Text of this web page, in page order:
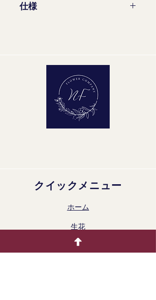
仕様
クイックメニュー
ホーム
生花
着色製品